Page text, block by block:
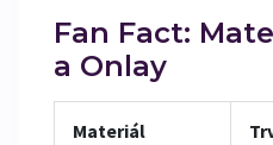
Fan Fact:
a Onlay
Materiál